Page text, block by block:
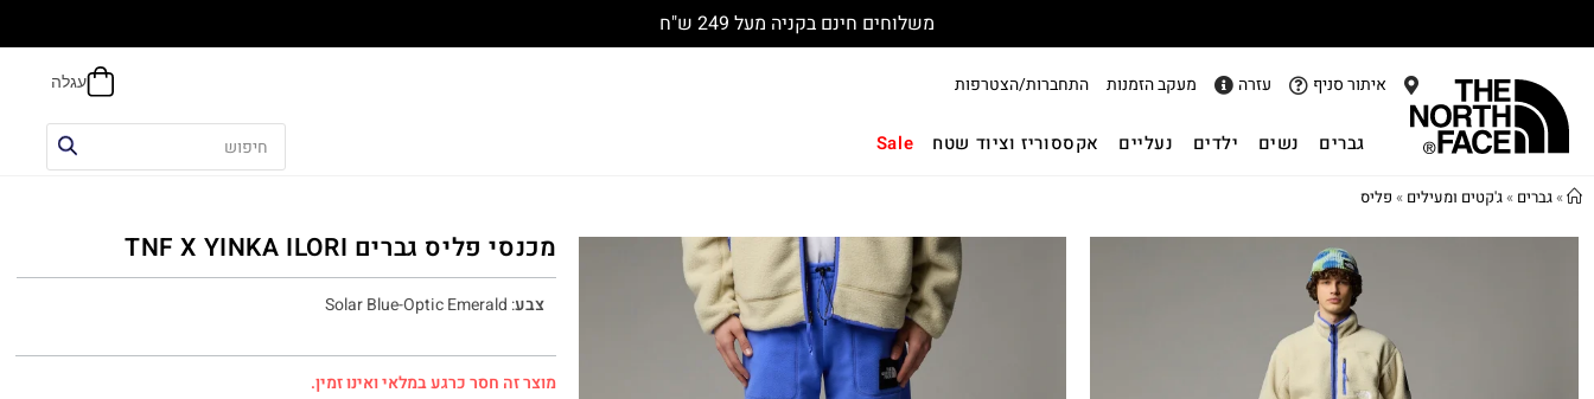
משלוחים חינם בקניה מעל 249 ש"ח
איתור סניף עזרה מעקב הזמנות התחברות/הצטרפות
גברים נשים ילדים נעליים אקססוריז וציוד שטח Sale
»גברים »ג'קטים ומעילים » פליס
מכנסי פליס גברים TNF X YINKA ILORI
צבע:
Solar Blue-Optic Emerald
מוצר זה חסר כרגע במלאי ואינו זמין.